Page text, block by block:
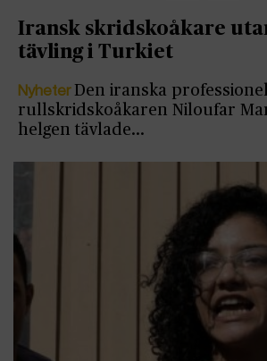
Iransk skridskoåkare
tävling i Turkiet
Nyheter Den iranska
rullskridskoåkaren Niloufar
helgen tävlade…